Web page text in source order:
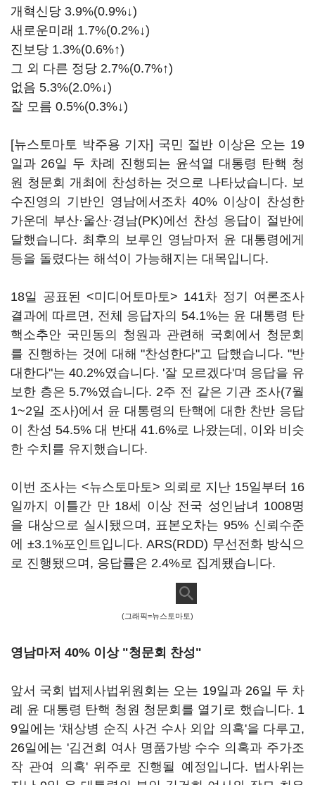
개혁신당 3.9%(0.9%↓)
새로운미래 1.7%(0.2%↓)
진보당 1.3%(0.6%↑)
그 외 다른 정당 2.7%(0.7%↑)
없음 5.3%(2.0%↓)
잘 모름 0.5%(0.3%↓)
[뉴스토마토 박주용 기자] 국민 절반 이상은 오는 19
일과 26일 두 차례 진행되는 윤석열 대통령 탄핵 청
원 청문회 개최에 찬성하는 것으로 나타났습니다. 보
수진영의 기반인 영남에서조차 40% 이상이 찬성한
가운데 부산·울산·경남(PK)에선 찬성 응답이 절반에
달했습니다. 최후의 보루인 영남마저 윤 대통령에게
등을 돌렸다는 해석이 가능해지는 대목입니다.
18일 공표된 <미디어토마토> 141차 정기 여론조사
결과에 따르면, 전체 응답자의 54.1%는 윤 대통령 탄
핵소추안 국민동의 청원과 관련해 국회에서 청문회
를 진행하는 것에 대해 "찬성한다"고 답했습니다. "반
대한다"는 40.2%였습니다. '잘 모르겠다'며 응답을 유
보한 층은 5.7%였습니다. 2주 전 같은 기관 조사(7월
1~2일 조사)에서 윤 대통령의 탄핵에 대한 찬반 응답
이 찬성 54.5% 대 반대 41.6%로 나왔는데, 이와 비슷
한 수치를 유지했습니다.
이번 조사는 <뉴스토마토> 의뢰로 지난 15일부터 16
일까지 이틀간 만 18세 이상 전국 성인남녀 1008명
을 대상으로 실시됐으며, 표본오차는 95% 신뢰수준
에 ±3.1%포인트입니다. ARS(RDD) 무선전화 방식으
로 진행됐으며, 응답률은 2.4%로 집계됐습니다.
(그래픽=뉴스토마토)
영남마저 40% 이상 "청문회 찬성"
앞서 국회 법제사법위원회는 오는 19일과 26일 두 차
례 윤 대통령 탄핵 청원 청문회를 열기로 했습니다. 1
9일에는 '채상병 순직 사건 수사 외압 의혹'을 다루고,
26일에는 '김건희 여사 명품가방 수수 의혹과 주가조
작 관여 의혹' 위주로 진행될 예정입니다. 법사위는